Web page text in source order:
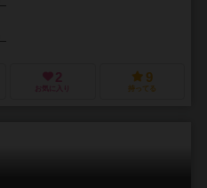
2
お気に入り
9
持ってる